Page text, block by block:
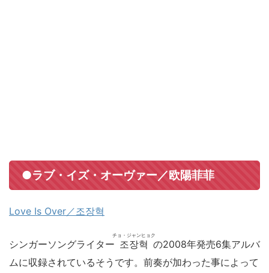
●ラブ・イズ・オーヴァー／欧陽菲菲
Love Is Over／조장혁
シンガーソングライター 조장혁
チョ・ジャンヒョク
の2008年発売6集アルバ
ムに収録されているそうです。前奏が加わった事によって